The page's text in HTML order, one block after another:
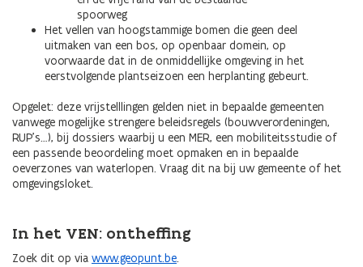
spoorweg
Het vellen van hoogstammige bomen die geen deel
uitmaken van een bos, op openbaar domein, op
voorwaarde dat in de onmiddellijke omgeving in het
eerstvolgende plantseizoen een herplanting gebeurt.
Opgelet: deze vrijstelllingen gelden niet in bepaalde gemeenten
vanwege mogelijke strengere beleidsregels (bouwverordeningen,
RUP’s…), bij dossiers waarbij u een MER, een mobiliteitsstudie of
een passende beoordeling moet opmaken en in bepaalde
oeverzones van waterlopen. Vraag dit na bij uw gemeente of het
omgevingsloket.
In het VEN: ontheffing
Zoek dit op via www.geopunt.be.